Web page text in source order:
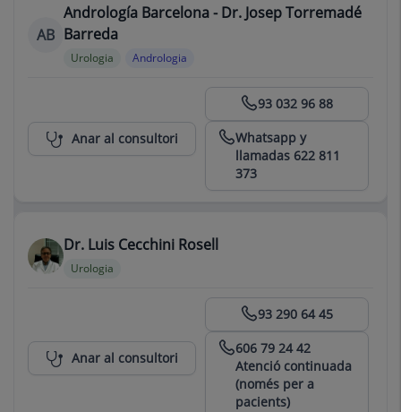
AB
Andrología Barcelona - Dr. Josep Torremadé
Barreda
Urologia Andrologia
93 032 96 88
Whatsapp y
llamadas 622 811
373
Anar al consultori
Dr. Luis Cecchini Rosell
Urologia
93 290 64 45
606 79 24 42
Atenció continuada
(només per a
pacients)
Anar al consultori